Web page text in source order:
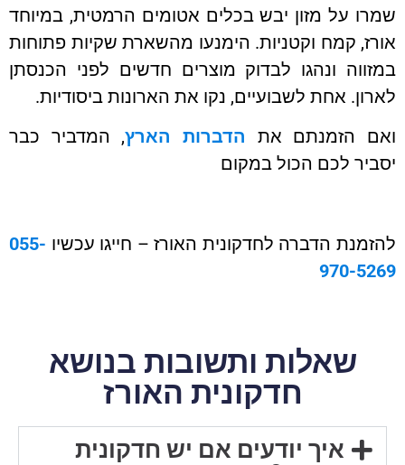
על מזון יבש בכלים אטומים הרמטית, במיוחד
קמח וקטניות. הימנעו מהשארת שקיות פתוחות
ונהגו לבדוק מוצרים חדשים לפני הכנסתן
אחת לשבועיים, נקו את הארונות ביסודיות.
הזמנתם אתהדברות הארץ, המדביר כבר
לכם הכול במקום
הדברה לחדקונית האורז – חייגו עכשיו055-
970-
שאלות ותשובות בנושא
חדקונית האורז
איך יודעים אם יש חדקונית